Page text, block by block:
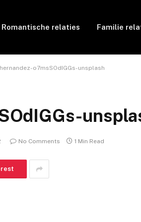
Romantische relaties Familie
o7msSOdIGGs-unsplash
No Comments 1 Min Read